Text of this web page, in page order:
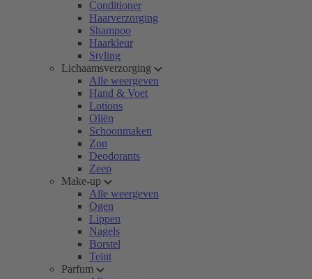
Conditioner
Haarverzorging
Shampoo
Haarkleur
Styling
Lichaamsverzorging
Alle weergeven
Hand & Voet
Lotions
Oliën
Schoonmaken
Zon
Deodorants
Zeep
Make-up
Alle weergeven
Ogen
Lippen
Nagels
Borstel
Teint
Parfum